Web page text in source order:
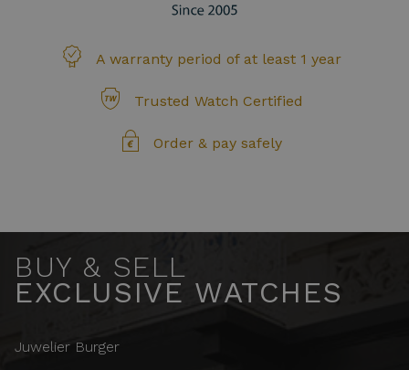
A warranty period of at least 1 year
Trusted Watch Certified
Order & pay safely
BUY & SELL
EXCLUSIVE WATCHES
Juwelier Burger